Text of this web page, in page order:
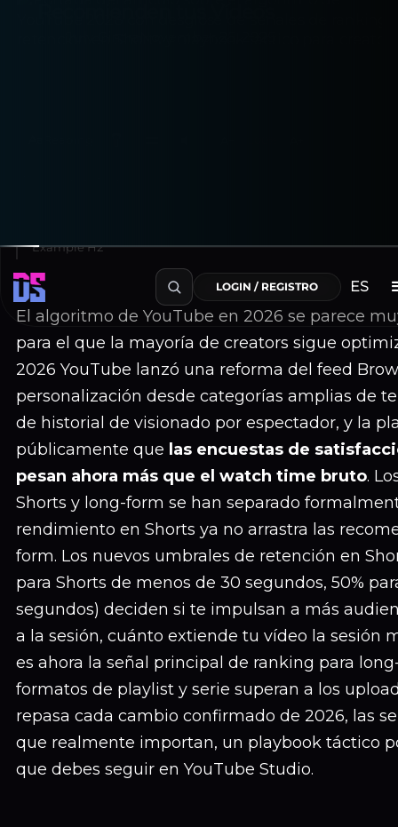
LOGIN / REGISTRO ES
Example H2
El algoritmo de YouTube en 2026 se parece
para el que la mayoría de creators sigue
2026 YouTube lanzó una reforma del feed
personalización desde categorías amplias de
de historial de visionado por espectador, y la
públicamente que las encuestas de
pesan ahora más que el watch time bruto.
Shorts y long-form se han separado
rendimiento en Shorts ya no arrastra las
form. Los nuevos umbrales de retención en
para Shorts de menos de 30 segundos, 50%
segundos) deciden si te impulsan a más
a la sesión, cuánto extiende tu vídeo la sesión
es ahora la señal principal de ranking para
formatos de playlist y serie superan a los
repasa cada cambio confirmado de 2026, las
que realmente importan, un playbook táctico
que debes seguir en YouTube Studio.